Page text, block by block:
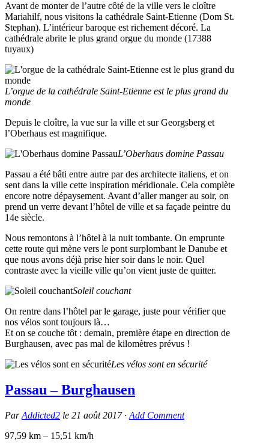
Avant de monter de l’autre côté de la ville vers le cloître
Mariahilf, nous visitons la cathédrale Saint-Etienne (Dom St.
Stephan). L’intérieur baroque est richement décoré. La
cathédrale abrite le plus grand orgue du monde (17388
tuyaux)
L’orgue de la cathédrale Saint-Etienne est le plus grand du
monde
Depuis le cloître, la vue sur la ville et sur Georgsberg et
l’Oberhaus est magnifique.
L’Oberhaus domine Passau
Passau a été bâti entre autre par des architecte italiens, et on
sent dans la ville cette inspiration méridionale. Cela complète
encore notre dépaysement. Avant d’aller manger au soir, on
prend un verre devant l’hôtel de ville et sa façade peintre du
14e siècle.
Nous remontons à l’hôtel à la nuit tombante. On emprunte
cette route qui mène vers le pont surplombant le Danube et
que nous avons déjà prise hier soir dans le noir. Quel
contraste avec la vieille ville qu’on vient juste de quitter.
Soleil couchant
On rentre dans l’hôtel par le garage, juste pour vérifier que
nos vélos sont toujours là…
Et on se couche tôt : demain, première étape en direction de
Burghausen, avec pas mal de kilomètres prévus !
Les vélos sont en sécurité
Passau – Burghausen
ParAddicted2 le 21 août 2017· Add Comment
97,59 km – 15,51 km/h